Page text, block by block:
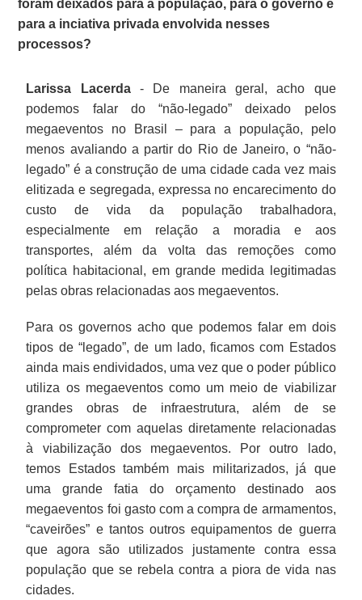
foram deixados para a população, para o governo e
para a inciativa privada envolvida nesses
processos?
Larissa Lacerda- De maneira geral, acho que
podemos falar do “não-legado” deixado pelos
megaeventos no Brasil – para a população, pelo
menos avaliando a partir do Rio de Janeiro, o “não-
legado” é a construção de uma cidade cada vez mais
elitizada e segregada, expressa no encarecimento do
custo de vida da população trabalhadora,
especialmente em relação a moradia e aos
transportes, além da volta das remoções como
política habitacional, em grande medida legitimadas
pelas obras relacionadas aos megaeventos.
Para os governos acho que podemos falar em dois
tipos de “legado”, de um lado, ficamos com Estados
ainda mais endividados, uma vez que o poder público
utiliza os megaeventos como um meio de viabilizar
grandes obras de infraestrutura, além de se
comprometer com aquelas diretamente relacionadas
à viabilização dos megaeventos. Por outro lado,
temos Estados também mais militarizados, já que
uma grande fatia do orçamento destinado aos
megaeventos foi gasto com a compra de armamentos,
“caveirões” e tantos outros equipamentos de guerra
que agora são utilizados justamente contra essa
população que se rebela contra a piora de vida nas
cidades.